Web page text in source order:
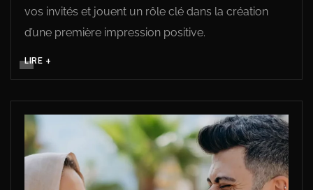
vos invités et jouent un rôle clé dans la création
d’une première impression positive.
LIRE +